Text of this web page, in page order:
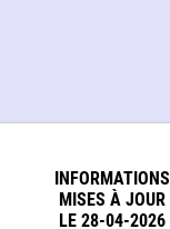
INFORMATIONS
MISES À JOUR
LE 28-04-2026